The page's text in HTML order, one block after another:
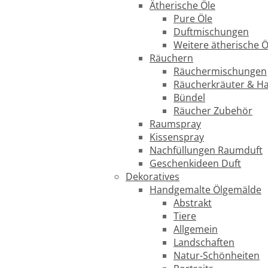
Ätherische Öle
Pure Öle
Duftmischungen
Weitere ätherische
Räuchern
Räuchermischungen
Räucherkräuter &
Bündel
Räucher Zubehör
Raumspray
Kissenspray
Nachfüllungen Raumduft
Geschenkideen Duft
Dekoratives
Handgemalte Ölgemälde
Abstrakt
Tiere
Allgemein
Landschaften
Natur-Schönheiten